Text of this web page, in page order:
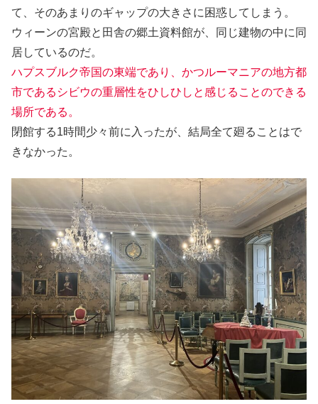
て、そのあまりのギャップの大きさに困惑してしまう。
ウィーンの宮殿と田舎の郷土資料館が、同じ建物の中に同
居しているのだ。
ハプスブルク帝国の東端であり、かつルーマニアの地方都
市であるシビウの重層性をひしひしと感じることのできる
場所である。
閉館する1時間少々前に入ったが、結局全て廻ることはで
きなかった。